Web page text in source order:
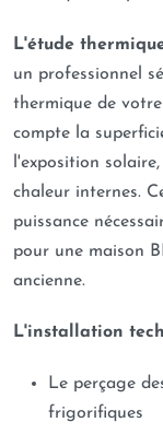
L'étude
un professionnel
thermique de
compte la
l'exposition
chaleur internes.
puissance
pour une maison
ancienne.
L'installation
Le perçage
frigorifiques